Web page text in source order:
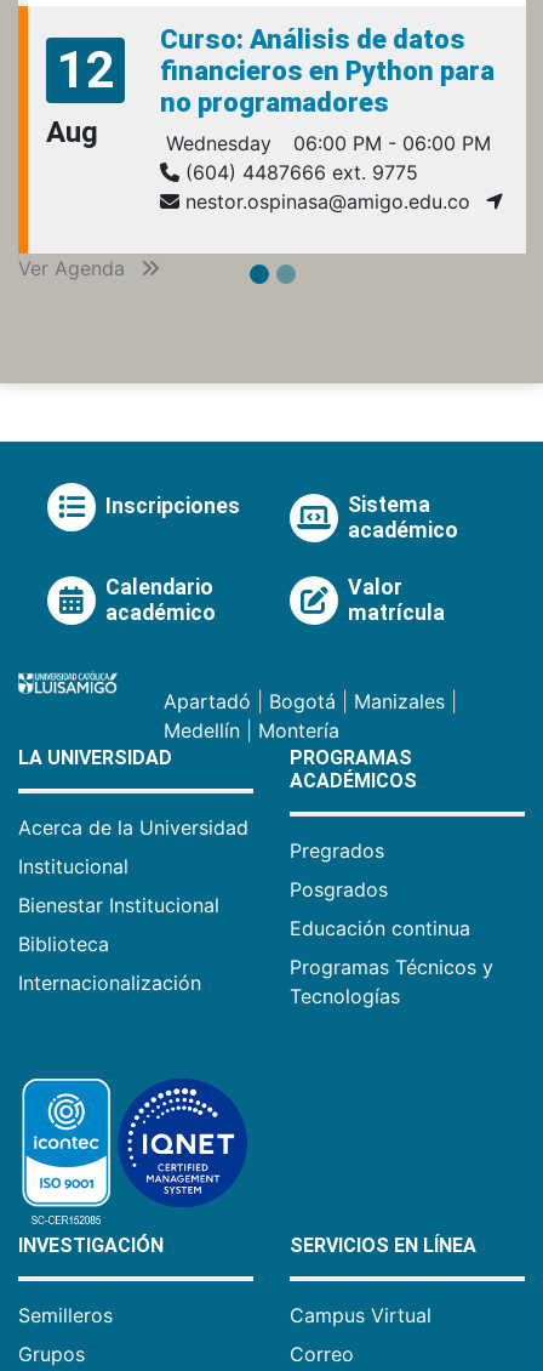
12
Aug
Curso: Análisis de datos
financieros en Python para
no programadores
Wednesday
06:00 PM - 06:00 PM
(604) 4487666 ext. 9775
nestor.ospinasa@amigo.edu.co
Ver Agenda
Inscripciones
Sistema
académico
Calendario
académico
Valor
matrícula
Apartadó Bogotá Manizales
Medellín
Montería
LA UNIVERSIDAD
Acerca de la Universidad
Institucional
Bienestar Institucional
Biblioteca
Internacionalización
PROGRAMAS
ACADÉMICOS
Pregrados
Posgrados
Educación continua
Programas Técnicos y
Tecnologías
INVESTIGACIÓN
Semilleros
Grupos
SERVICIOS EN LÍNEA
Campus Virtual
Correo